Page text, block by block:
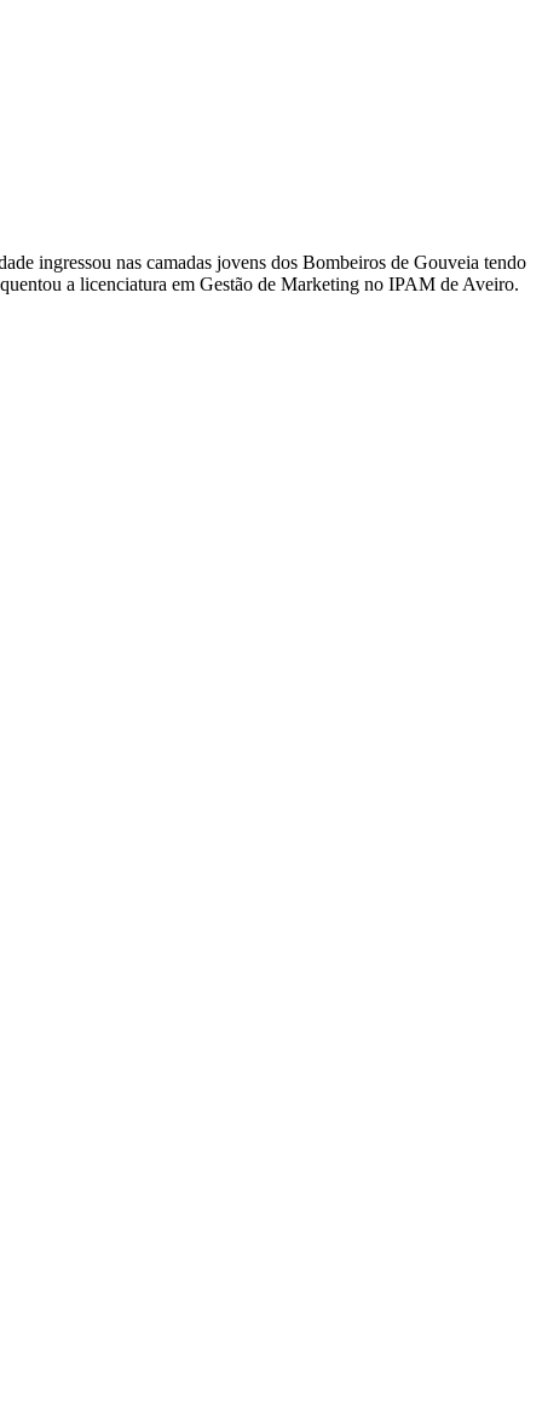
ingressou nas camadas jovens dos Bombeiros de Gouveia tendo
a licenciatura em Gestão de Marketing no IPAM de Aveiro.